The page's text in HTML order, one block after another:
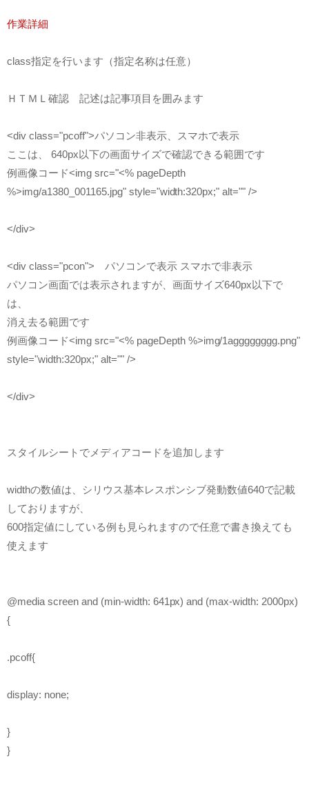
作業詳細
class指定を行います（指定名称は任意）
ＨＴＭＬ確認 記述は記事項目を囲みます
<div class="pcoff">パソコン非表示、スマホで表示
ここは、 640px以下の画面サイズで確認できる範囲です
例画像コード<img src="<% pageDepth
%>img/a1380_001165.jpg" style="width:320px;" alt="" />
</div>
<div class="pcon"> パソコンで表示 スマホで非表示
パソコン画面では表示されますが、画面サイズ640px以下で
は、
消え去る範囲です
例画像コード<img src="<% pageDepth %>img/1agggggggg.png"
style="width:320px;" alt="" />
</div>
スタイルシートでメディアコードを追加します
widthの数値は、シリウス基本レスポンシブ発動数値640で記載
しておりますが、
600指定値にしている例も見られますので任意で書き換えても
使えます
@media screen and (min-width: 641px) and (max-width: 2000px)
{
.pcoff{
display: none;
}
}